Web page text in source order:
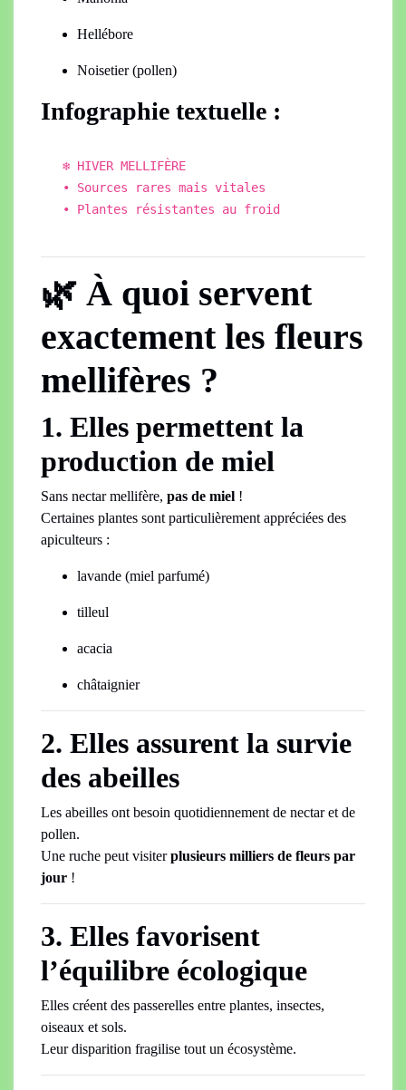
Hellébore
Noisetier (pollen)
Infographie textuelle :
❄️ HIVER MELLIFÈRE
• Sources rares mais vitales
• Plantes
résistantes au froid
🌿 À quoi servent
exactement les fleurs
mellifères ?
1. Elles permettent la
production de miel
Sans nectar mellifère, pas de miel !
Certaines plantes sont particulièrement appréciées des
apiculteurs :
lavande (miel parfumé)
tilleul
acacia
châtaignier
2. Elles assurent la survie
des abeilles
Les abeilles ont besoin quotidiennement de nectar et de
pollen.
Une ruche peut visiterplusieurs milliers de fleurs par
jour !
3. Elles favorisent
l’équilibre écologique
Elles créent des passerelles entre plantes, insectes,
oiseaux et sols.
Leur disparition fragilise tout un écosystème.